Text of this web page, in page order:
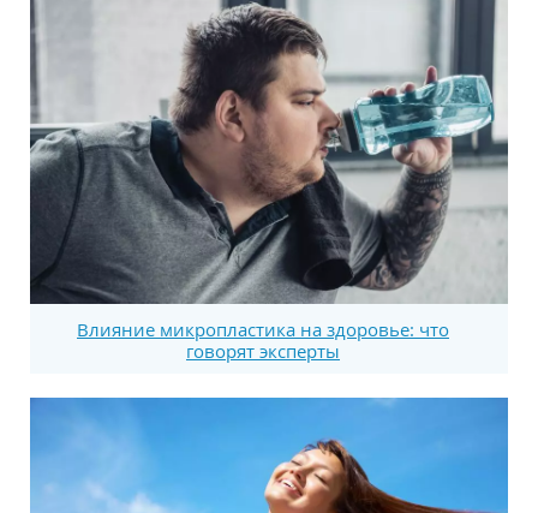
Влияние микропластика на здоровье: что
говорят эксперты